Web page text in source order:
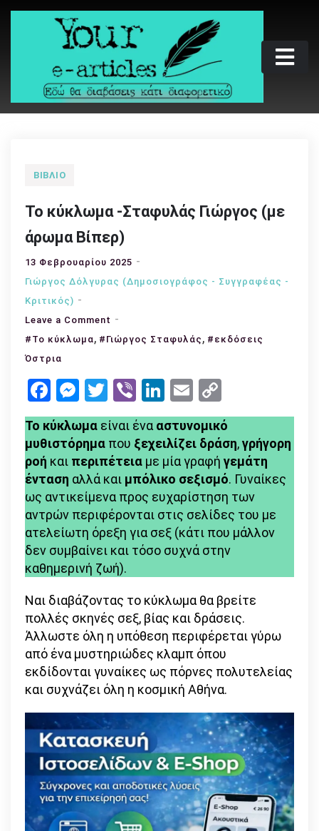
Skip
Your e-articles
Εδώ θα διαβάσεις κάτι διαφορετικό
ΒΙΒΛΊΟ
Το κύκλωμα -Σταφυλάς Γιώργος (με
άρωμα Βίπερ)
13 Φεβρουαρίου 2025
Γιώργος Δόλγυρας (Δημοσιογράφος - Συγγραφέας -
Kριτικός)
Leave a Comment on
Το
Γιώργος
άρωμα
Βίπερ)
#To κύκλωμα, #Γιώργος Σταφυλάς , #εκδόσεις
Όστρια
Facebook
Messenger
Twitter
ViberLinkedIn
Email
Link
Το κύκλωμα είναι ένααστυνομικό
μυθιστόρημα που ξεχειλίζει δράση,γρήγορη
ροή και περιπέτεια με μία γραφή γεμάτη
ένταση αλλά και μπόλικο σεξισμό. Γυναίκες
ως αντικείμενα προς ευχαρίστηση των
αντρών περιφέρονται στις σελίδες του με
ατελείωτη όρεξη για σεξ (κάτι που μάλλον
δεν συμβαίνει και τόσο συχνά στην
καθημερινή ζωή).
Ναι διαβάζοντας το κύκλωμα θα βρείτε
πολλές σκηνές σεξ, βίας και δράσεις.
Άλλωστε όλη η υπόθεση περιφέρεται γύρω
από ένα μυστηριώδες κλαμπ όπου
εκδίδονται γυναίκες ως πόρνες πολυτελείας
και συχνάζει όλη η κοσμική Αθήνα.